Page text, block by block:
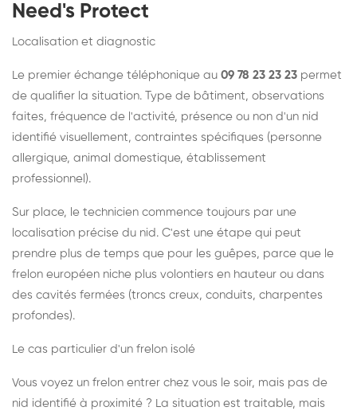
Need's Protect
Localisation et diagnostic
Le premier échange téléphonique au 09 78 23 23 23 permet
de qualifier la situation. Type de bâtiment, observations
faites, fréquence de l'activité, présence ou non d'un nid
identifié visuellement, contraintes spécifiques (personne
allergique, animal domestique, établissement
professionnel).
Sur place, le technicien commence toujours par une
localisation précise du nid. C'est une étape qui peut
prendre plus de temps que pour les guêpes, parce que le
frelon européen niche plus volontiers en hauteur ou dans
des cavités fermées (troncs creux, conduits, charpentes
profondes).
Le cas particulier d'un frelon isolé
Vous voyez un frelon entrer chez vous le soir, mais pas de
nid identifié à proximité ? La situation est traitable, mais